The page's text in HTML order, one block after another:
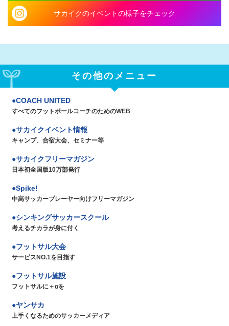
サカイクのイベントの様子をチェック
その他のメニュー
COACH UNITED
すべてのフットボールコーチのためのWEB
サカイクイベント情報
キャンプ、合宿大会、セミナー等
サカイクフリーマガジン
日本初全国版10万部発行
Spike!
中高サッカープレーヤー向けフリーマガジン
シンキングサッカースクール
考えるチカラが身に付く
フットサル大会
サービスNO.1を目指す
フットサル施設
フットサルに＋αを
ヤンサカ
上手くなるためのサッカーメディア